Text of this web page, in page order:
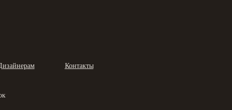
Контакты